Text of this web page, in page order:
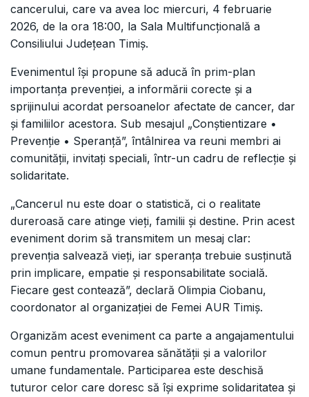
cancerului, care va avea loc miercuri, 4 februarie
2026, de la ora 18:00, la Sala Multifuncțională a
Consiliului Județean Timiș.
Evenimentul își propune să aducă în prim-plan
importanța prevenției, a informării corecte și a
sprijinului acordat persoanelor afectate de cancer, dar
și familiilor acestora. Sub mesajul „Conștientizare •
Prevenție • Speranță”, întâlnirea va reuni membri ai
comunității, invitați speciali, într-un cadru de reflecție și
solidaritate.
„Cancerul nu este doar o statistică, ci o realitate
dureroasă care atinge vieți, familii și destine. Prin acest
eveniment dorim să transmitem un mesaj clar:
prevenția salvează vieți, iar speranța trebuie susținută
prin implicare, empatie și responsabilitate socială.
Fiecare gest contează”, declară Olimpia Ciobanu,
coordonator al organizației de Femei AUR Timiș.
Organizăm acest eveniment ca parte a angajamentului
comun pentru promovarea sănătății și a valorilor
umane fundamentale. Participarea este deschisă
tuturor celor care doresc să își exprime solidaritatea și